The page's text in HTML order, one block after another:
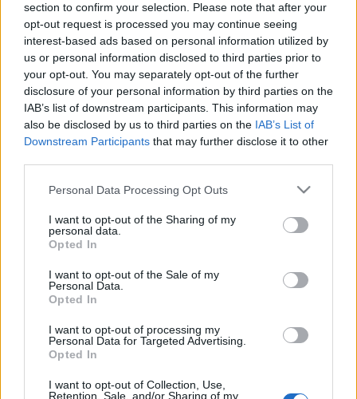
section to confirm your selection. Please note that after your
opt-out request is processed you may continue seeing
interest-based ads based on personal information utilized by
us or personal information disclosed to third parties prior to
your opt-out. You may separately opt-out of the further
disclosure of your personal information by third parties on the
IAB’s list of downstream participants. This information may
also be disclosed by us to third parties on the IAB’s List of
Downstream Participants that may further disclose it to other
Please note that this website/app uses one or more Google
not limited to your visit or usage behaviour. You may click to
grant or deny consent to Google and its third-party tags to
use your data for below specified purposes in below Google
consent section.
Personal Data Processing Opt Outs
I want to opt-out of the Sharing of my
personal data.
Opted In
I want to opt-out of the Sale of my
Personal Data.
Opted In
I want to opt-out of processing my
Personal Data for Targeted Advertising.
Opted In
I want to opt-out of Collection, Use,
Retention, Sale, and/or Sharing of my
#allergia #influenza#cukorbetegség
#orvosmeteorológia#vérnyomás #stroke#rákbetegség
#pajzsmirigy#reflux#ekcéma#herpesz
Regisztráció
Anyatej
Anyatej